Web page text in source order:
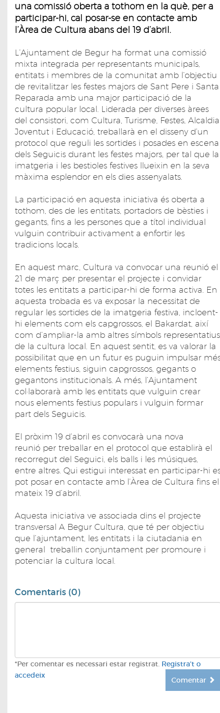
una comissió oberta a tothom en la què, per a
participar-hi, cal posar-se en contacte amb
l’Àrea de Cultura abans del 19 d’abril.
L’Ajuntament de Begur ha format una comissió
mixta integrada per representants municipals,
entitats i membres de la comunitat amb l’objectiu
de revitalitzar les festes majors de Sant Pere i Santa
Reparada amb una major participació de la
cultura popular local. Liderada per diverses àrees
del consistori, com Cultura, Turisme, Festes,
Joventut i Educació, treballarà en el disseny d’un
protocol que reguli les sortides i posades en escena
dels Seguicis durant les festes majors, per tal que la
imatgeria i les bestioles festives llueixin en la seva
màxima esplendor en els dies assenyalats.
La participació en aquesta iniciativa és oberta a
tothom, des de les entitats, portadors de bèsties i
gegants, fins a les persones que a títol individual
vulguin contribuir activament a enfortir les
tradicions locals.
En aquest marc, Cultura va convocar una reunió el
21 de març per presentar el projecte i convidar
totes les entitats a participar-hi de forma activa. En
aquesta trobada es va exposar la necessitat de
regular les sortides de la imatgeria festiva, incloent-
hi elements com els capgrossos, el Bakardat, així
com d’ampliar-la amb altres símbols representatius
de la cultura local. En aquest sentit, es va valorar la
possibilitat que en un futur es puguin impulsar
elements festius, siguin capgrossos, gegants o
gegantons institucionals. A més, l’Ajuntament
col·laborarà amb les entitats que vulguin crear
nous elements festius populars i vulguin formar
part dels Seguicis.
El pròxim 19 d’abril es convocarà una nova
reunió per treballar en el protocol que establirà el
recorregut del Seguici, els balls i les músiques,
entre altres. Qui estigui interessat en participar-hi
pot posar en contacte amb l’Àrea de Cultura fins el
mateix 19 d’abril.
Aquesta iniciativa ve associada dins el projecte
transversal A Begur Cultura, que té per objectiu
que l’ajuntament, les entitats i la ciutadania en
general treballin conjuntament per promoure i
potenciar la cultura local.
Comentaris (0)
*Per comentar es necessari estar registrat. Registra't o
accedeix
Comentar